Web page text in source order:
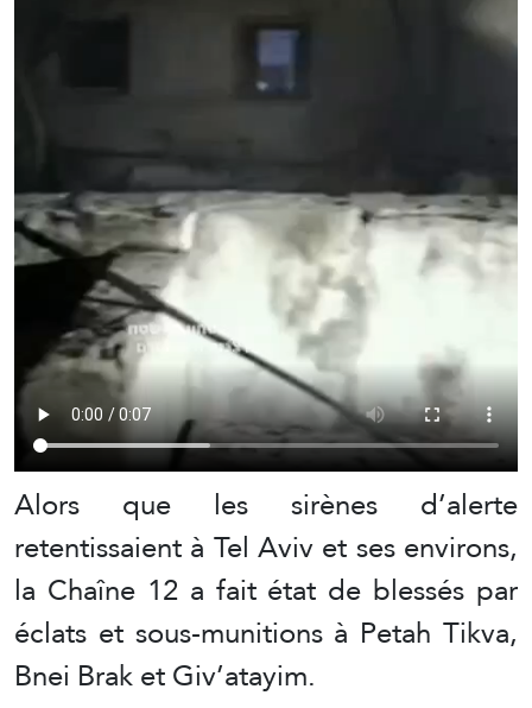
Alors que les sirènes d’alerte
retentissaient à Tel Aviv et ses environs,
la Chaîne 12 a fait état de blessés par
éclats et sous-munitions à Petah Tikva,
Bnei Brak et Giv’atayim.